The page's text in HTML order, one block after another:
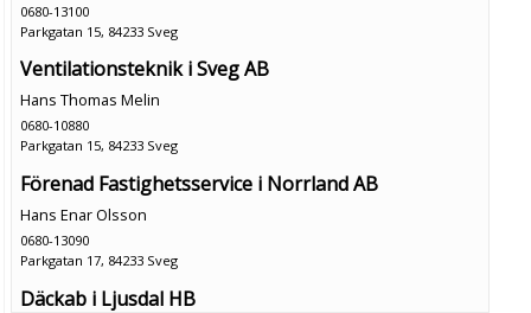
0680-13100
Parkgatan 15, 84233 Sveg
Ventilationsteknik i Sveg AB
Hans Thomas Melin
0680-10880
Parkgatan 15, 84233 Sveg
Förenad Fastighetsservice i Norrland AB
Hans Enar Olsson
0680-13090
Parkgatan 17, 84233 Sveg
Däckab i Ljusdal HB